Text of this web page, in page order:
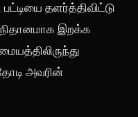
பட்டியை தளர்த்திவிட்டு
நிதானமாக இறக்க
அவரின்